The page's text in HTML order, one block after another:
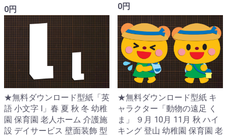
0円
0円
★無料ダウンロード型紙「英
語 小文字 l」春 夏 秋 冬 幼稚
園 保育園 老人ホーム 介護施
設 デイサービス 壁面装飾 型
★無料ダウンロード型紙 キ
ャラクター「動物の遠足 く
ま」 ９月 10月 11月 秋 ハイ
キング 登山 幼稚園 保育園 老